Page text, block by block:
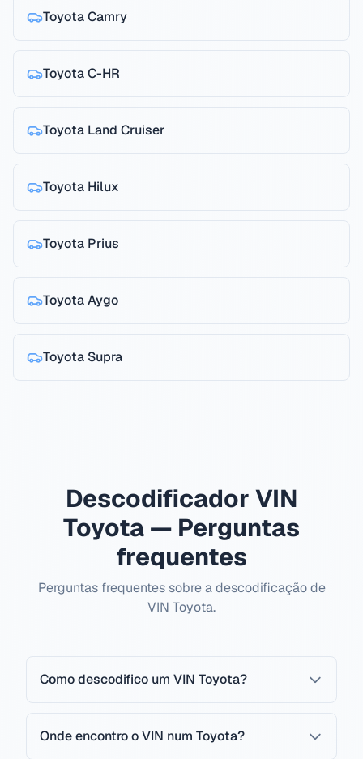
ToyotaCamry
ToyotaC-HR
Toyota Land Cruiser
Toyota Hilux
Toyota Prius
ToyotaAygo
Toyota Supra
Descodificador VIN
Toyota — Perguntas
frequentes
Perguntas frequentes sobre a descodificação de
VIN Toyota.
Como descodifico um VIN Toyota?
Onde encontro o VIN num Toyota?